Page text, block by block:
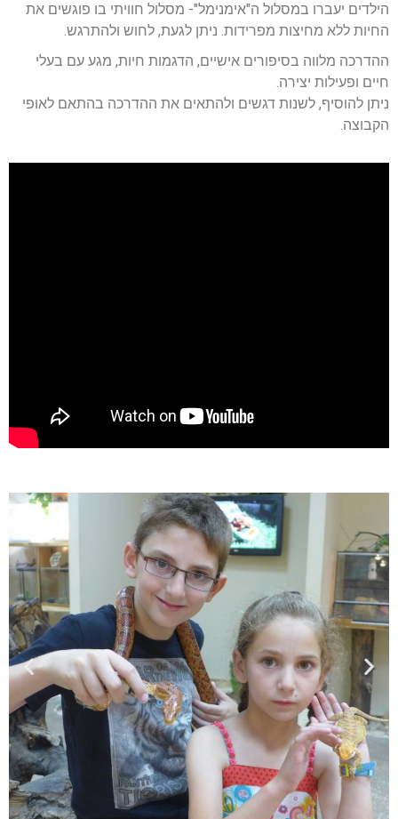
הילדים יעברו במסלול ה"אימנימל"- מסלול חוויתי בו פוגשים את
החיות ללא מחיצות מפרידות. ניתן לגעת, לחוש ולהתרגש.
ההדרכה מלווה בסיפורים אישיים, הדגמות חיות, מגע עם בעלי
חיים ופעילות יצירה.
ניתן להוסיף, לשנות דגשים ולהתאים את ההדרכה בהתאם לאופי
הקבוצה.